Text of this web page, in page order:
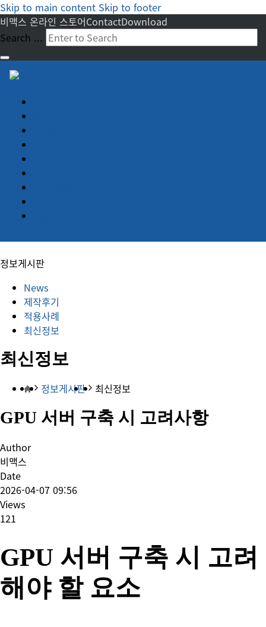
Skip to main content Skip to footer
비맥스 온라인 스토어ContactDownload
Search ...
정보게시판
News
제작후기
적용사례
최신정보
최신정보
정보게시판 최신정보
GPU 서버 구축 시 고려사항
Author
비맥스
Date
2026-04-07 09:56
Views
121
GPU 서버 구축 시 고려
해야 할 요소